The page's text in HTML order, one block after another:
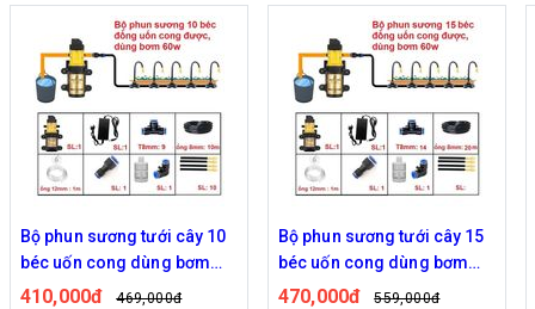
Bộ phun sương tưới cây 10
béc uốn cong dùng bơm
60w
410,000đ 469,000đ
Bộ phun sương tưới cây 15
béc uốn cong dùng bơm
60w
470,000đ 559,000đ